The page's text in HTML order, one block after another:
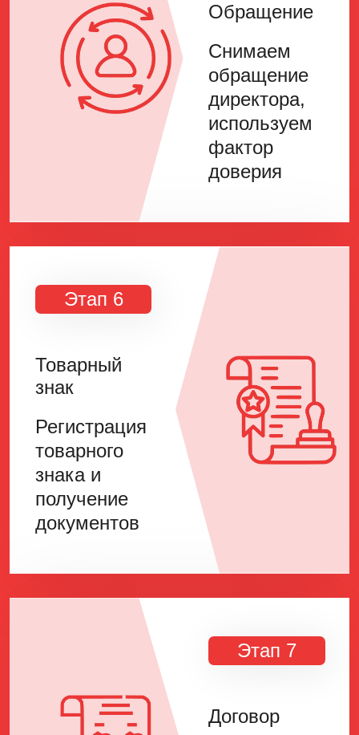
Обращение
Снимаем
обращение
директора,
используем
фактор
доверия
Этап 6
Товарный
знак
Регистрация
товарного
знака и
получение
документов
Этап 7
Договор